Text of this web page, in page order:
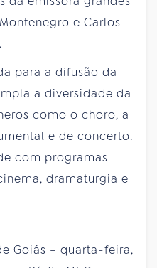
e Carlos
para a difusão da
a diversidade da
como o choro, a
e de concerto.
com programas
dramaturgia e
Goiás – quarta-feira,